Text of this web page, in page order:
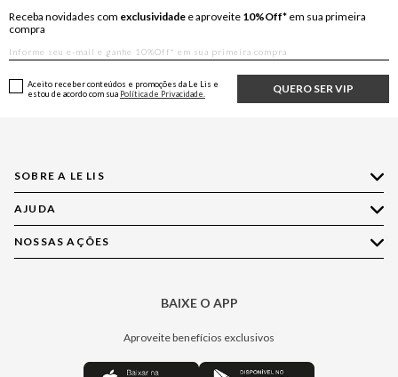
Receba novidades com exclusividade e aproveite 10%Off* em sua primeira
compra
QUERO SER VIP
Aceito receber conteúdos e promoções da Le Lis e
estou de acordo com sua Política de Privacidade.
SOBRE A LE LIS
Quem Somos
Nossas Lojas
Política de Privacidade
AJUDA
Compre pelo WhatsApp
Central de Relacionamento
NOSSAS AÇÕES
BAIXE O APP
Aproveite benefícios exclusivos